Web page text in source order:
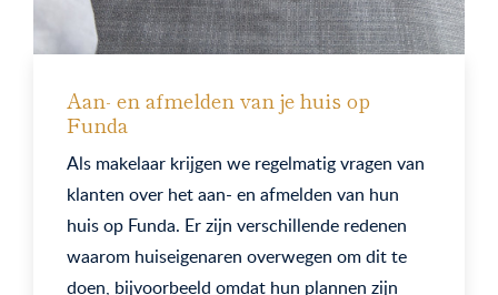
Aan- en afmelden van je huis op
Funda
Als makelaar krijgen we regelmatig vragen van
klanten over het aan- en afmelden van hun
huis op Funda. Er zijn verschillende redenen
waarom huiseigenaren overwegen om dit te
doen, bijvoorbeeld omdat hun plannen zijn